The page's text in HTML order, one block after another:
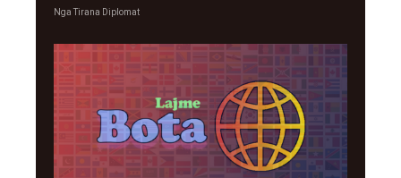
NgaTirana Diplomat